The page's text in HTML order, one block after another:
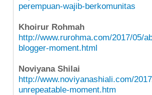
perempuan-wajib-berkomunitas
Khoirur Rohmah
http://www.rurohma.com/2017/05/
blogger-moment.html
Noviyana Shilai
http://www.noviyanashiali.com/
unrepeatable-moment.htm